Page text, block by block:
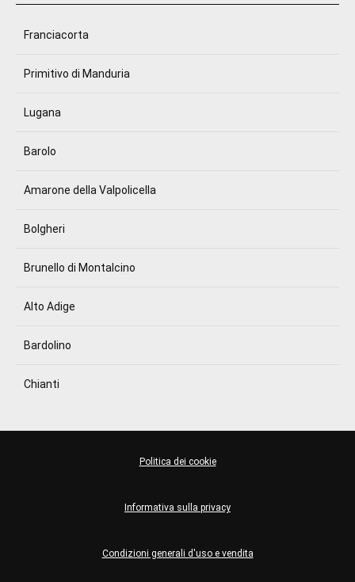
Franciacorta
Primitivo di Manduria
Lugana
Barolo
Amarone della Valpolicella
Bolgheri
Brunello di Montalcino
Alto Adige
Bardolino
Chianti
Condizioni generali d'uso e vendita
Informativa sulla privacy
Politica dei cookie